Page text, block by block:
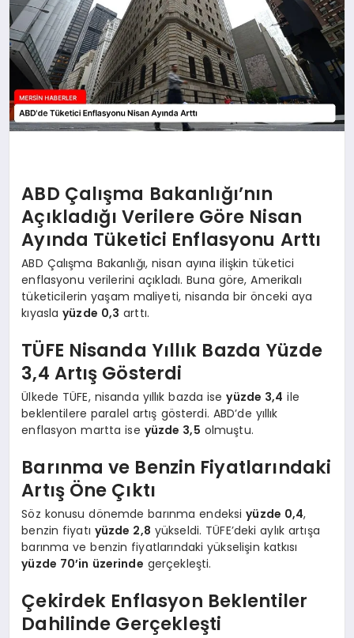
ABD Çalışma Bakanlığı’nın
Açıkladığı Verilere Göre Nisan
Ayında Tüketici Enflasyonu Arttı
ABD Çalışma Bakanlığı, nisan ayına ilişkin tüketici
enflasyonu verilerini açıkladı. Buna göre, Amerikalı
tüketicilerin yaşam maliyeti, nisanda bir önceki aya
kıyaslayüzde 0,3 arttı.
TÜFE Nisanda Yıllık Bazda Yüzde
3,4 Artış Gösterdi
Ülkede TÜFE, nisanda yıllık bazda iseyüzde 3,4 ile
beklentilere paralel artış gösterdi. ABD’de yıllık
enflasyon martta ise yüzde 3,5 olmuştu.
Barınma ve Benzin Fiyatlarındaki
Artış Öne Çıktı
Söz konusu dönemde barınma endeksiyüzde 0,4,
benzin fiyatı yüzde 2,8 yükseldi. TÜFE’deki aylık artışa
barınma ve benzin fiyatlarındaki yükselişin katkısı
yüzde 70’in üzerinde gerçekleşti.
Çekirdek Enflasyon Beklentiler
Dahilinde Gerçekleşti